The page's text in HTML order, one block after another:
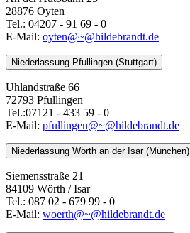
28876 Oyten
Tel.: 04207 - 91 69 - 0
E-Mail: oyten@~@hildebrandt.de
Niederlassung Pfullingen (Stuttgart)
Uhlandstraße 66
72793 Pfullingen
Tel.:07121 - 433 59 - 0
E-Mail: pfullingen@~@hildebrandt.de
Niederlassung Wörth an der Isar (München)
Siemensstraße 21
84109 Wörth / Isar
Tel.: 087 02 - 679 99 - 0
E-Mail: woerth@~@hildebrandt.de